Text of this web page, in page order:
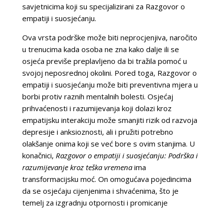
savjetnicima koji su specijalizirani za Razgovor o
empatiji i suosjećanju.
Ova vrsta podrške može biti neprocjenjiva, naročito
u trenucima kada osoba ne zna kako dalje ili se
osjeća previše preplavljeno da bi tražila pomoć u
svojoj neposrednoj okolini. Pored toga, Razgovor o
empatiji i suosjećanju može biti preventivna mjera u
borbi protiv raznih mentalnih bolesti. Osjećaj
prihvaćenosti i razumijevanja koji dolazi kroz
empatijsku interakciju može smanjiti rizik od razvoja
depresije i anksioznosti, ali i pružiti potrebno
olakšanje onima koji se već bore s ovim stanjima. U
konačnici, Razgovor o empatiji i suosjećanju: Podrška i
razumijevanje kroz teška vremenaima
transformacijsku moć. On omogućava pojedincima
da se osjećaju cijenjenima i shvaćenima, što je
temelj za izgradnju otpornosti i promicanje